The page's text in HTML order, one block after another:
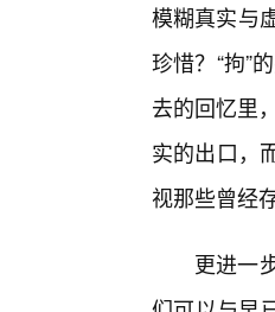
模糊真实与
珍惜？“拘”
去的回忆里
实的出口，
视那些曾经
更进一